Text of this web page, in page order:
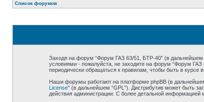
Список форумов
Заходя на форум “Форум ГАЗ 63/51, БТР-40” (в
условиями - пожалуйста, не заходите на форум “Форум
периодически обращаться к правилам, чтобы быть в
Наши форумы работают на платформе phpBB (в дальнейшем
License” (в дальнейшем “GPL”). Дистрибутив может быть
действия администрации. С более детальной информацией